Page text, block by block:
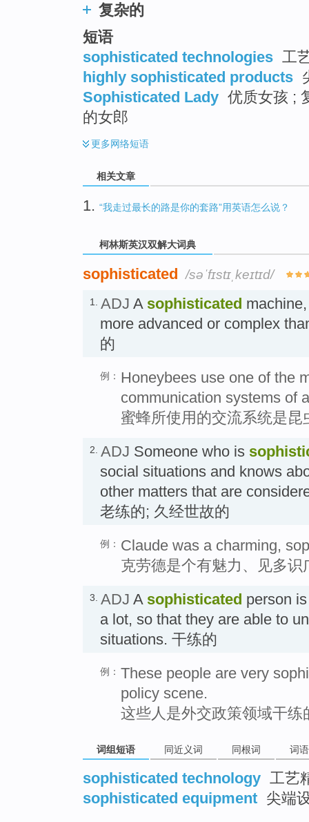
复杂的
短语
sophisticated technologies 工
highly sophisticated products
Sophisticated Lady 优质女孩 ;
的女郎
更多网络短语
相关文章
1. “我走过最长的路是你的套路”用英语怎么说？
柯林斯英汉双解大词典
sophisticated /səˈfɪstɪˌkeɪtɪd/
1. ADJ A sophisticated
more advanced or complex
的
例： Honeybees use one of the
communication systems of
蜜蜂所使用的交流系统是
2. ADJ Someone who is
social situations and knows
other matters that are
老练的; 久经世故的
例： Claude was a charming,
克劳德是个有魅力、见多识
3. ADJ A sophisticated person
a lot, so that they are able to
situations. 干练的
例： These people are very
policy scene.
这些人是外交政策领域干练
词组短语 同近义词 同根词 词
sophisticated technology 工艺
sophisticated equipment 尖端